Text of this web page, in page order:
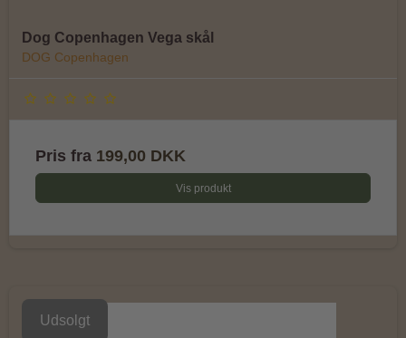
Dog Copenhagen Vega skål
DOG Copenhagen
Pris fra 199,00 DKK
Vis produkt
Udsolgt